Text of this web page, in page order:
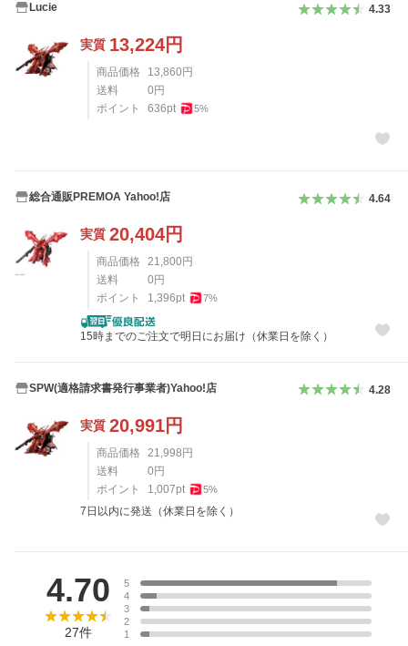
Lucie 4.33
実質 13,224円
商品価格 13,860 円
送料
0 円
ポイント
636pt 5%
総合通販PREMOA Yahoo!店 4.64
実質 20,404円
商品価格 21,800 円
送料
0 円
ポイント
1,396pt 7%
15時までのご注文で明日にお届け（休業日を除く）
SPW(適格請求書発行事業者)Yahoo!店 4.28
実質 20,991円
商品価格 21,998円
送料
0円
ポイント
1,007pt 5%
7日以内に発送（休業日を除く）
4.70
27件
5
4
3
2
1